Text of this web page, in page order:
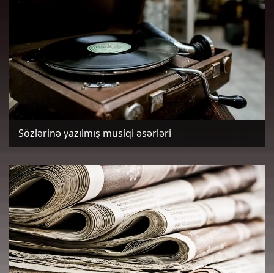
Sözlərinə yazılmış musiqi əsərləri